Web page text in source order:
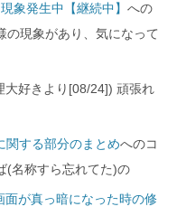
象発生中【継続中】への
の現象があり、気になって
大好きより[08/24]) 頑張れ
関する部分のまとめへのコ
(名称すら忘れてた)の
面が真っ暗になった時の修